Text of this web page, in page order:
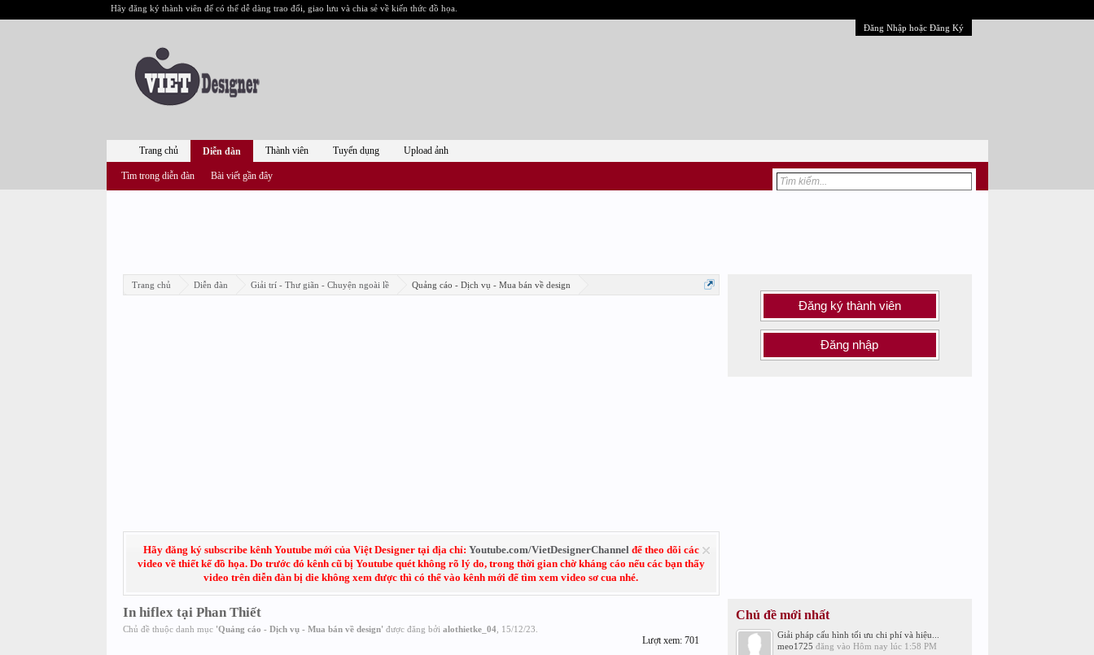
Hãy đăng ký thành viên để có thể dễ dàng trao đổi, giao lưu và chia sẻ về kiến thức đồ họa.
Đăng Nhập hoặc Đăng Ký
Trang chủ Diễn đàn Giải trí - Thư giãn - Chuyện ngoài lề Quảng cáo - Dịch vụ - Mua bán về design
Hãy đăng ký subscribe kênh Youtube mới của Việt Designer tại địa chỉ: Youtube.com/VietDesignerChannelđể theo dõi các
video về thiết kế đồ họa. Do trước đó kênh cũ bị Youtube quét không rõ lý do, trong thời gian chờ kháng cáo nếu các bạn thấy
video trên diễn đàn bị die không xem được thì có thể vào kênh mới để tìm xem video sơ cua nhé.
In hiflex tại Phan Thiết
Chủ đề thuộc danh mục 'Quảng cáo - Dịch vụ - Mua bán về design' được đăng bởi alothietke_04, 15/12/23
Lượt xem: 701
Đăng ký thành viên
Đăng nhập
Chủ đề mới nhất
Giải pháp cấu hình tối ưu chi phí và hiệu...
meo1725 đăng vào Hôm nay lúc 1:58 PM
Trang chủ Diễn đàn
Tìm trong diễn đàn Bài viết gần đây
Thành viên Tuyển dụng Upload ảnh